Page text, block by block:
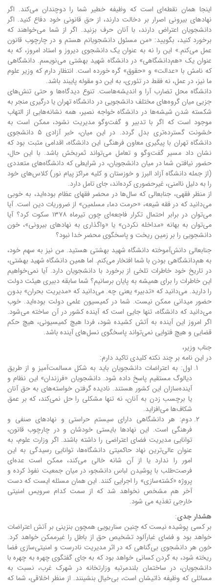
اینجا همان نقطه‌ای است که وظیفه خطیر شما را دوچندان می‌کند. اگر
نهادهای بیرونی اصرار بر دخالت دارند، از حق قانونی خود دفاع کنید. اگر
دانشجویان اعتراض دارند، با آنان حرف بزنید. اگر از شما می‌خواهند که
برخورد کنید، بگویید: «من مسئول دانشجویانم هستم و در چارچوب قانون
عمل می‌کنم.» این را نه به عنوان یک دانشجوی دیروز و استاد امروز، که به
عنوان یک «هم‌دانشگاهی» در دانشگاه شهید بهشتی می‌نویسم. دانشگاهی
که نامش با «عدالت» و «حقوق» گره خورده است. انتظار دارم که وزیر علوم
ما نیز، در عمل، نه فقط در تئوری، به این دو مقوله پایبند باشد.
دانشگاه محل تضارب آرا و اندیشه‌هاست. تنوع دیدگاه‌ها و حتی تنش‌های
جزیی میان گروه‌های مختلف دانشجویی در دانشگاه تهران یا درگیری منجر به
شکسته شدن شیشه‌ها در دانشگاه خواجه نصیر، همه نشانه‌هایی از التهاب
موجود است که اگر با تدبیر و گفت‌وگو مدیریت نشود، ممکن است به
خشونت گسترده‌تری بدل گردد. در این میان، خبر آزادی ۵ دانشجوی
دانشگاه تهران با پیگیری معاون فرهنگی این دانشگاه، اقدامی مثبت بود که
نشان داد مسیر گفت‌وگو و تعامل می‌تواند ثمربخش باشد. با این حال،
حضور نیافتن شما در میان دانشجویان، در شرایطی که دانشگاه‌های متعددی
(از جمله دانشگاه آزاد البرز و خوزستان و کلیه مراکز پیام نور) کلاس‌های خود
را به دلیل ناامنی، غیرحضوری کرده‌اند، جای تامل دارد.
از منظر فقهی، جنابعالی که سال‌ها در محضر فقهای عظام بوده‌اید، به خوبی
می‌دانید که در فقه شیعه، «حرمت دماء مسلمین» از ضروریات دین است. آیا
می‌توان در برابر احتمال تکرار فاجعه‌ای چون تیرماه ۱۳۷۸ سکوت کرد؟ آیا
می‌توان به بهانه «مداخله نکردن» یا «واگذاری به نهادهای بیرونی»، خون
دانشجویی را بر زمین ریخت و پاسخگوی محضر خدا نبود؟
جنابعالی دانش‌آموخته دانشگاه شهید بهشتی هستید. من نیز به سهم خود،
به هم‌دانشگاهی بودن با شما افتخار می‌کنم. اما همین دانشگاه شهید بهشتی،
در تاریخ خود خاطرات تلخی از برخورد با دانشجویان دارد. آیا نمی‌خواهیم
این خاطرات را برای همیشه به پایان برسانیم؟ شما سابقه دبیری هیئت دولت
را دارید. می‌دانید که «تدبیر» یعنی چه. می‌دانید که «مدیریت بحران» بدون
حضور میدانی ممکن نیست. شما در کمیسیون علمی دولت بوده‌اید. خوب
می‌دانید که دانشگاه، تنها جایی است که آینده کشور در آن ساخته می‌شود.
اگر امروز این آینده به آتش کشیده شود، فردا هیچ کمیسیونی، هیچ حکم
قضایی و هیچ فتوایی نمی‌تواند پاسخگوی نسل‌های آینده باشد.
جناب وزیر،
در این نامه بر چند نکته کلیدی تاکید دارم:
اول: به اعتراضات دانشجویان باید به شکل مسالمت‌آمیز و از طریق
دیالوگ مستقیم پاسخ داده شود. دانشجویان «فرزندان» این نظام و
آینده‌سازان این کشور هستند. نادیده گرفتن خواسته‌های به حق آنان
یا برچسب زدن به آنان، نه تنها مشکلی را حل نمی‌کند، که بر عمق
شکاف‌ها می‌افزاید.
دوم: هر دانشگاهی دارای سیستم حراستی و نهادهای صنفی و
فرهنگی است. این نهادها بایستی خودشان و در چارچوب قانون،
توانایی مدیریت فضای اعتراضی را داشته باشند. اگر وزارت علوم، به
عنوان عالی‌ترین نهاد حاکمیتی دانشگاه‌ها، توانایی رسیدگی به این
امور را ندارد یا از آن شانه خالی می‌کند، ممکن است عده‌ای
فرصت‌طلب با پوشیدن لباس دانشجو، در میان جمعیت نفوذ کرده و
پروژه «کشته‌سازی» را اجرایی کنند. این همان مسئله ایست که دست
آخر هم مشخص نخواهد شد که از سمت کدام سرویس امنیتی
خارجی تغذیه می شود.
هشدار جدی:
بر کسی پوشیده نیست که چنین سناریویی همچون بنزینی بر آتش اعتراضات
خواهد بود و فضای غبارآلود تشخیص حق از باطل را غیرممکن خواهد کرد.
خون هر دانشجوی بی‌گناهی که در اثر مدیریت نادرست و امنیتی‌سازی فضا
ریخته شود، به گردن کسانی خواهد بود که به جای گفتگوی چهره به چهره با
دانشجویان، در ساختمان بلندمرتبه وزارتخانه در شهرک غرب، نسبت به
مسائلی که وظیفه ذاتیشان است، بی‌خیال بنشینند. از منظر اخلاقی، شما که